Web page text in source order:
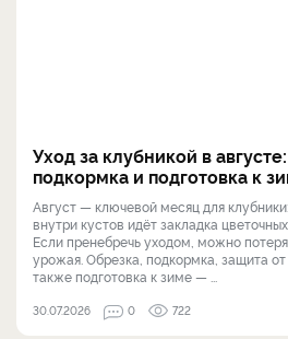
Уход за клубникой в
подкормка и подготовка к
Август — ключевой месяц для
внутри кустов идёт закладка
Если пренебречь уходом, можно
урожая. Обрезка, подкормка, защита
также подготовка к зиме — ...
30.07.2026 0 722